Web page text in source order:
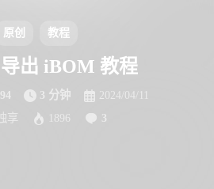
原创 教程
出 iBOM 教程
3 分钟
2024/04/11
享
1896 3